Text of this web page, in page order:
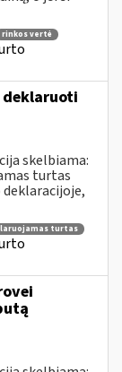
rinkos vertė
skelbiama:
turtas
turtas